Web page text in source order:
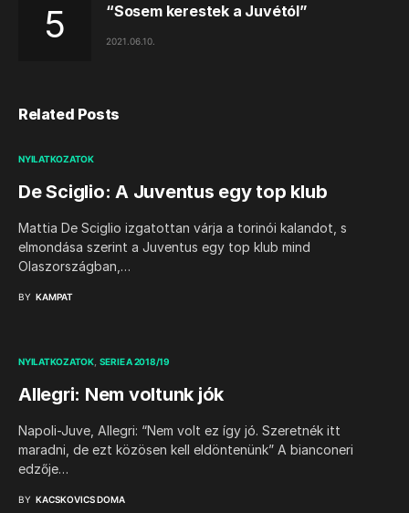
“Sosem kerestek a Juvétól”
2021.06.10.
Related Posts
NYILATKOZATOK
De Sciglio: A Juventus egy top klub
Mattia De Sciglio izgatottan várja a torinói kalandot, s
elmondása szerint a Juventus egy top klub mind
Olaszországban,…
BY KAMPAT
NYILATKOZATOK SERIE A 2018/19
Allegri: Nem voltunk jók
Napoli-Juve, Allegri: “Nem volt ez így jó. Szeretnék itt
maradni, de ezt közösen kell eldöntenünk” A bianconeri
edzője…
BY KACSKOVICS DOMA